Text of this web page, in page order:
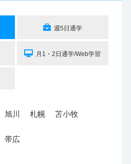
週5日通学
月1・2日通学/Web学習
旭川 札幌 苫小牧
帯広